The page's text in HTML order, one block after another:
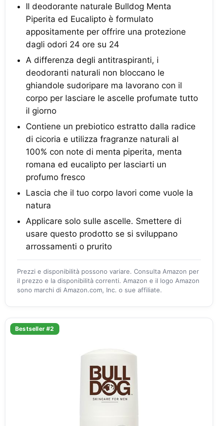
Il deodorante naturale Bulldog Menta
Piperita ed Eucalipto è formulato
appositamente per offrire una protezione
dagli odori 24 ore su 24
A differenza degli antitraspiranti, i
deodoranti naturali non bloccano le
ghiandole sudoripare ma lavorano con il
corpo per lasciare le ascelle profumate tutto
il giorno
Contiene un prebiotico estratto dalla radice
di cicoria e utilizza fragranze naturali al
100% con note di menta piperita, menta
romana ed eucalipto per lasciarti un
profumo fresco
Lascia che il tuo corpo lavori come vuole la
natura
Applicare solo sulle ascelle. Smettere di
usare questo prodotto se si sviluppano
arrossamenti o prurito
Prezzi e disponibilità possono variare. Consulta Amazon per
il prezzo e la disponibilità correnti. Amazon e il logo Amazon
sono marchi di Amazon.com, Inc. o sue affiliate.
Bestseller #2